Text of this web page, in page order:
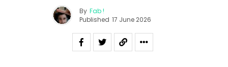
By Fab !
Published 17 June 2026